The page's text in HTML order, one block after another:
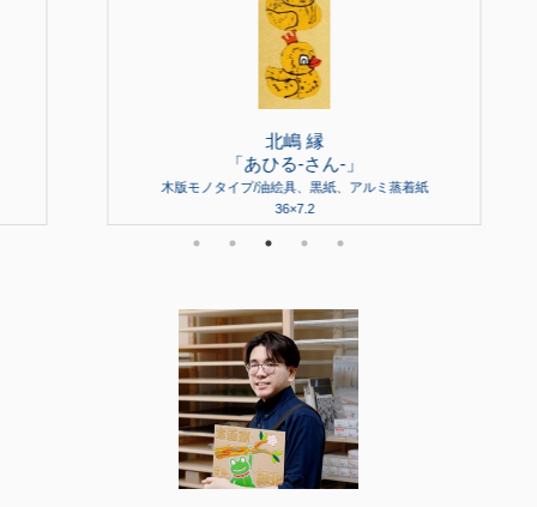
北嶋 縁
「あひる-さん-」
木版モノタイプ/油絵具、黒紙、アルミ蒸着紙
36×7.2